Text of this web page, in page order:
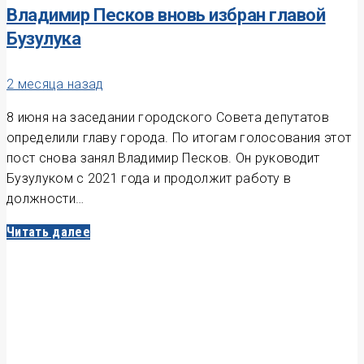
Владимир Песков вновь избран главой
Бузулука
2 месяца назад
8 июня на заседании городского Совета депутатов
определили главу города. По итогам голосования этот
пост снова занял Владимир Песков. Он руководит
Бузулуком с 2021 года и продолжит работу в
должности…
Читать далее